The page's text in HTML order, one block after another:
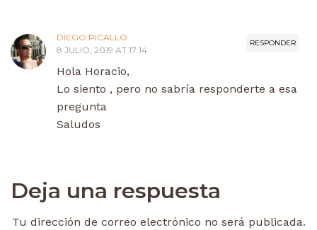
RESPONDER
DIEGO PICALLO
8 JULIO, 2019 AT 17:14
Hola Horacio,
Lo siento , pero no sabría responderte a esa
pregunta
Saludos
Deja una respuesta
Tu dirección de correo electrónico no será publicada.